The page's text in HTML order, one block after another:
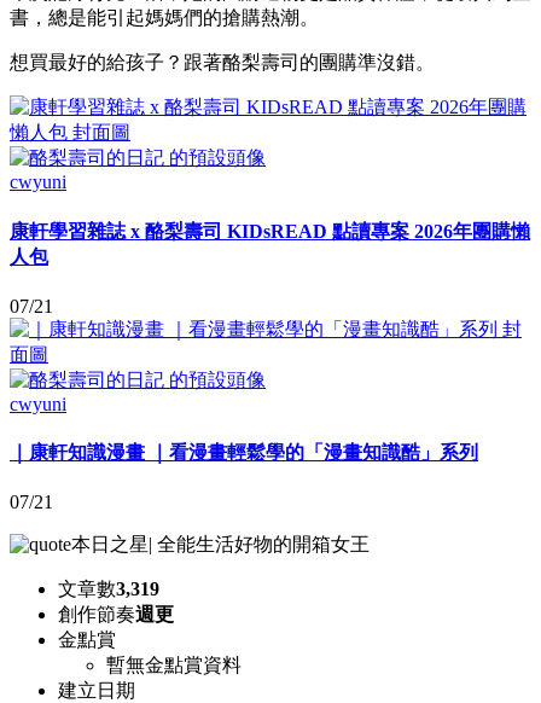
書，總是能引起媽媽們的搶購熱潮。
想買最好的給孩子？跟著酪梨壽司的團購準沒錯。
cwyuni
康軒學習雜誌 x 酪梨壽司 KIDsREAD 點讀專案 2026年團購懶
人包
07/21
cwyuni
｜康軒知識漫畫 ｜看漫畫輕鬆學的「漫畫知識酷」系列
07/21
本日之星| 全能生活好物的開箱女王
文章數3,319
創作節奏週更
金點賞
暫無金點賞資料
建立日期